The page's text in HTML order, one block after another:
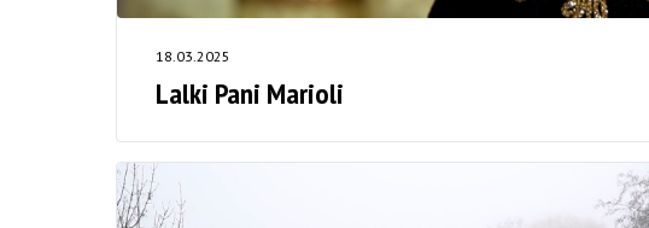
18.03.2025
Lalki Pani Marioli